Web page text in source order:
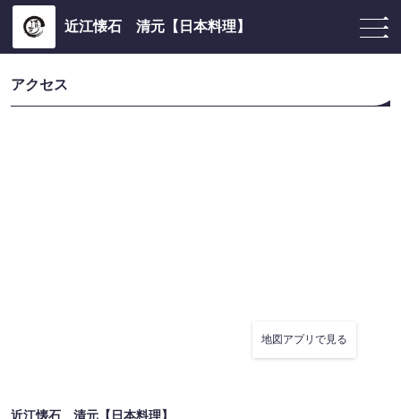
近江懐石 清元【日本料理】
アクセス
地図アプリで見る
近江懐石 清元【日本料理】